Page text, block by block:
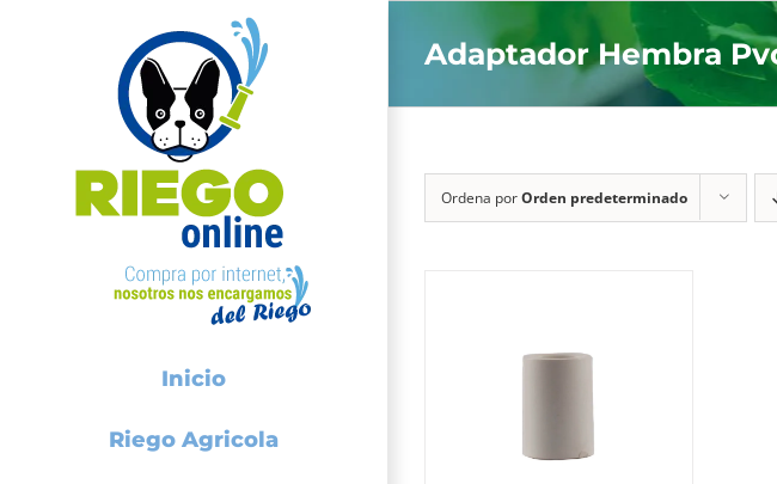
Inicio
Riego Agricola
Adaptador Hembra
Ordena porOrden predeterminado